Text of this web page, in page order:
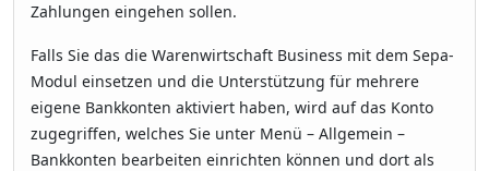
Zahlungen eingehen sollen.
Falls Sie das die Warenwirtschaft Business mit dem Sepa-
Modul einsetzen und die Unterstützung für mehrere
eigene Bankkonten aktiviert haben, wird auf das Konto
zugegriffen, welches Sie unter Menü – Allgemein –
Bankkonten bearbeiten einrichten können und dort als